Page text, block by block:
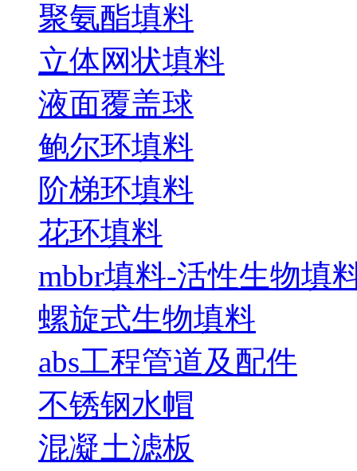
聚氨酯填料
立体网状填料
液面覆盖球
鲍尔环填料
阶梯环填料
花环填料
mbbr填料-活性生物填
螺旋式生物填料
abs工程管道及配件
不锈钢水帽
混凝土滤板